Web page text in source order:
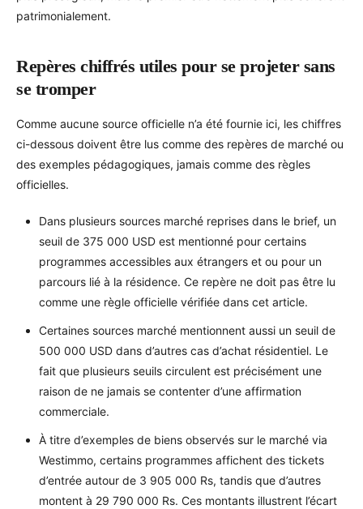
patrimonialement.
Repères chiffrés utiles pour se projeter sans
se tromper
Comme aucune source officielle n’a été fournie ici, les chiffres
ci-dessous doivent être lus comme des repères de marché ou
des exemples pédagogiques, jamais comme des règles
officielles.
Dans plusieurs sources marché reprises dans le brief, un
seuil de 375 000 USD est mentionné pour certains
programmes accessibles aux étrangers et ou pour un
parcours lié à la résidence. Ce repère ne doit pas être lu
comme une règle officielle vérifiée dans cet article.
Certaines sources marché mentionnent aussi un seuil de
500 000 USD dans d’autres cas d’achat résidentiel. Le
fait que plusieurs seuils circulent est précisément une
raison de ne jamais se contenter d’une affirmation
commerciale.
À titre d’exemples de biens observés sur le marché via
Westimmo, certains programmes affichent des tickets
d’entrée autour de 3 905 000 Rs, tandis que d’autres
montent à 29 790 000 Rs. Ces montants illustrent l’écart